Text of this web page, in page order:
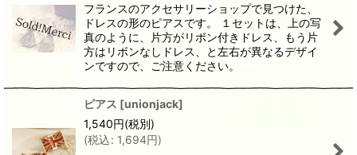
フランスのアクセサリーショップで見つけた、
ドレスの形のピアスです。 １セットは、上の写
真のように、片方がリボン付きドレス、もう片
方はリボンなしドレス、と左右が異なるデザイ
ンですので、ご注意ください。
ピアス [unionjack]
1,540円(税別)
(税込: 1,694円)